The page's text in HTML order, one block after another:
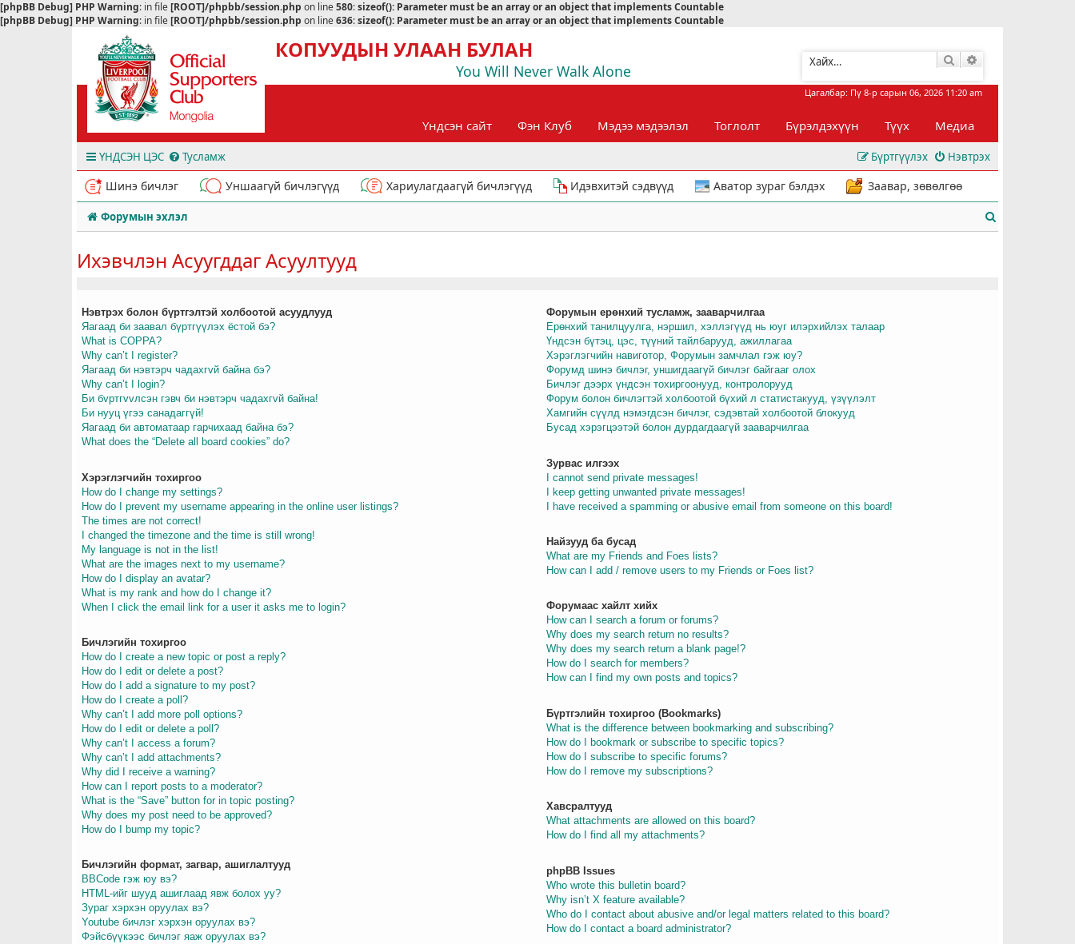
[phpBB Debug] PHP Warning: in file[ROOT]/phpbb/session.php on line580:sizeof(): Parameter must be an array or an object that implements Countable
[phpBB Debug] PHP Warning: in file[ROOT]/phpbb/session.php on line636:sizeof(): Parameter must be an array or an object that implements Countable
КОПУУДЫН УЛААН БУЛАН
You Will Never Walk Alone
Хайлт
Цагалбар: Пү 8-р сарын 06, 2026 11:20 am
Үндсэн сайт Фэн Клуб Мэдээ мэдээлэл Тоглолт Бүрэлдэхүүн Түүх Медиа
ҮНДСЭН ЦЭС Тусламж Нэвтрэх
Бүртгүүлэх
Шинэ бичлэг Уншаагүй бичлэгүүд Хариулагдаагүй бичлэгүүд Идэвхитэй сэдвүүд Аватор зураг бэлдэх Заавар, зөвөлгөө
Форумын эхлэл
Ихэвчлэн Асуугддаг Асуултууд
Нэвтрэх болон бүртгэлтэй холбоотой асуудлууд
Яагаад би заавал бүртгүүлэх ёстой бэ?
What is COPPA?
Why can’t I register?
Яагаад би нэвтэрч чадахгvй байна бэ?
Why can’t I login?
Би бvртгvvлсэн гэвч би нэвтэрч чадахгvй байна!
Би нууц үгээ санадаггүй!
Яагаад би автоматаар гарчихаад байна бэ?
What does the “Delete all board cookies” do?
Хэрэглэгчийн тохиргоо
How do I change my settings?
How do I prevent my username appearing in the online user listings?
The times are not correct!
I changed the timezone and the time is still wrong!
My language is not in the list!
What are the images next to my username?
How do I display an avatar?
What is my rank and how do I change it?
When I click the email link for a user it asks me to login?
Бичлэгийн тохиргоо
How do I create a new topic or post a reply?
How do I edit or delete a post?
How do I add a signature to my post?
How do I create a poll?
Why can’t I add more poll options?
How do I edit or delete a poll?
Why can’t I access a forum?
Why can’t I add attachments?
Why did I receive a warning?
How can I report posts to a moderator?
What is the “Save” button for in topic posting?
Why does my post need to be approved?
How do I bump my topic?
Бичлэгийн формат, загвар, ашиглалтууд
BBCode гэж юу вэ?
HTML-ийг шууд ашиглаад явж болох уу?
Зураг хэрхэн оруулах вэ?
Youtube бичлэг хэрхэн оруулах вэ?
Фэйсбүүкээс бичлэг яаж оруулах вэ?
Форумын ерөнхий тусламж, зааварчилгаа
Ерөнхий танилцуулга, нэршил, хэллэгүүд нь юуг илэрхийлэх талаар
Үндсэн бүтэц, цэс, түүний тайлбарууд, ажиллагаа
Хэрэглэгчийн навиготор, Форумын замчлал гэж юу?
Форумд шинэ бичлэг, уншигдаагүй бичлэг байгааг олох
Бичлэг дээрх үндсэн тохиргоонууд, контролорууд
Форум болон бичлэгтэй холбоотой бүхий л статистакууд, үзүүлэлт
Хамгийн сүүлд нэмэгдсэн бичлэг, сэдэвтай холбоотой блокууд
Бусад хэрэгцээтэй болон дурдагдаагүй зааварчилгаа
Зурвас илгээх
I cannot send private messages!
I keep getting unwanted private messages!
I have received a spamming or abusive email from someone on this board!
Найзууд ба бусад
What are my Friends and Foes lists?
How can I add / remove users to my Friends or Foes list?
Форумаас хайлт хийх
How can I search a forum or forums?
Why does my search return no results?
Why does my search return a blank page!?
How do I search for members?
How can I find my own posts and topics?
Бүртгэлийн тохиргоо (Bookmarks)
What is the difference between bookmarking and subscribing?
How do I bookmark or subscribe to specific topics?
How do I subscribe to specific forums?
How do I remove my subscriptions?
Хавсралтууд
What attachments are allowed on this board?
How do I find all my attachments?
phpBB Issues
Who wrote this bulletin board?
Why isn’t X feature available?
Who do I contact about abusive and/or legal matters related to this board?
How do I contact a board administrator?